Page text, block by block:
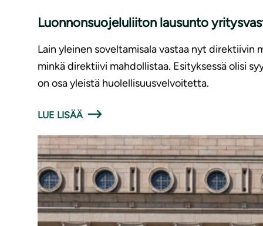
Luonnonsuojeluliiton lausunto
Lain yleinen soveltamisala vastaa nyt direktiivin
minkä direktiivi mahdollistaa. Esityksessä olisi
on osa yleistä huolellisuusvelvoitetta.
LUE LISÄÄ